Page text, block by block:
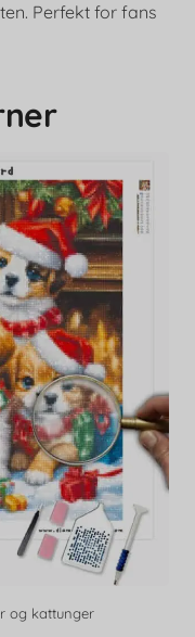
Perfekt for fans
og kattunger